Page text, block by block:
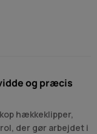
og præcis
hækkeklipper,
der gør arbejdet i